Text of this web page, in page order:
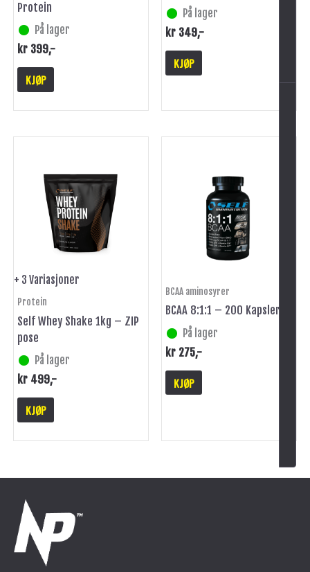
Protein
På lager
kr 399,-
KJØP
På lager
kr 349,-
KJØP
+ 3 Variasjoner
Protein
Self Whey Shake 1kg – ZIP
pose
På lager
kr 499,-
KJØP
har
flere
varianter.
Alternativene
kan
på
BCAA aminosyrer
BCAA 8:1:1 – 200 Kapsler
På lager
kr 275,-
KJØP